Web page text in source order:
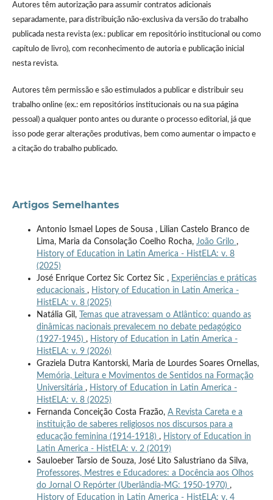
Autores têm autorização para assumir contratos adicionais
separadamente, para distribuição não-exclusiva da versão do trabalho
publicada nesta revista (ex.: publicar em repositório institucional ou como
capítulo de livro), com reconhecimento de autoria e publicação inicial
nesta revista.
Autores têm permissão e são estimulados a publicar e distribuir seu
trabalho online (ex.: em repositórios institucionais ou na sua página
pessoal) a qualquer ponto antes ou durante o processo editorial, já que
isso pode gerar alterações produtivas, bem como aumentar o impacto e
a citação do trabalho publicado.
Artigos Semelhantes
Antonio Ismael Lopes de Sousa , Lilian Castelo Branco de
Lima, Maria da Consolação Coelho Rocha, João Grilo ,
History of Education in Latin America - HistELA: v. 8
(2025)
José Enrique Cortez Sic Cortez Sic , Experiências e práticas
educacionais , History of Education in Latin America -
HistELA: v. 8 (2025)
Natália Gil,
Temas que atravessam o Atlântico: quando as
dinâmicas nacionais prevalecem no debate pedagógico
(1927-1945) , History of Education in Latin America -
HistELA: v. 9 (2026)
Graziela Dutra Kantorski, Maria de Lourdes Soares Ornellas,
Memória, Leitura e Movimentos de Sentidos na Formação
Universitária , History of Education in Latin America -
HistELA: v. 8 (2025)
Fernanda Conceição Costa Frazão, A Revista Careta e a
instituição de saberes religiosos nos discursos para a
educação feminina (1914-1918) , History of Education in
Latin America - HistELA: v. 2 (2019)
Sauloeber Tarsio de Souza, José Lito Salustriano da Silva,
Professores, Mestres e Educadores: a Docência aos Olhos
do Jornal O Repórter (Uberlândia-MG: 1950-1970) ,
History of Education in Latin America - HistELA: v. 4